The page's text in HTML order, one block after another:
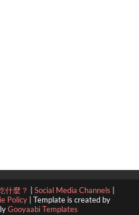
什麼？ Social Media Channels
Policy
Template is created by
Gooyaabi Templates